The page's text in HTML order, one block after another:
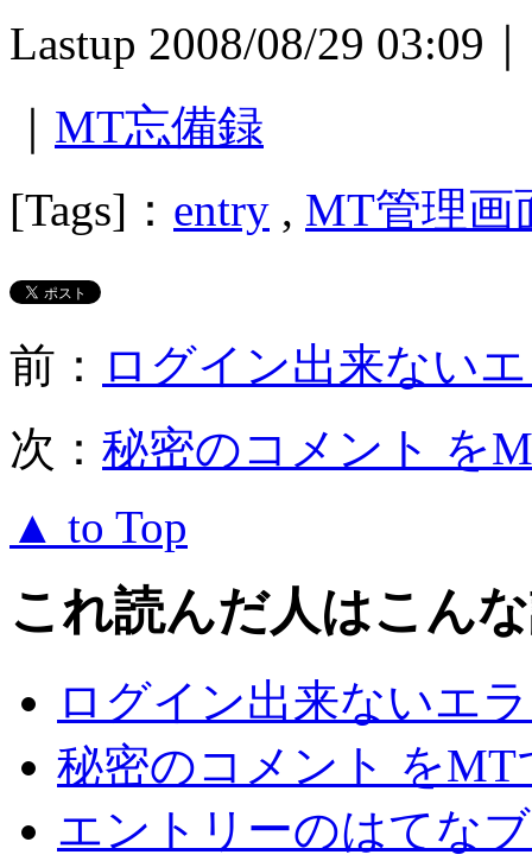
Lastup 2008/08/29 03:09
MT忘備録
[Tags]： entry , MT管理画
前： ログイン出来ない
次： 秘密のコメント を
▲ to Top
これ読んだ人はこん
ログイン出来ないエ
秘密のコメント を
エントリーのはてな